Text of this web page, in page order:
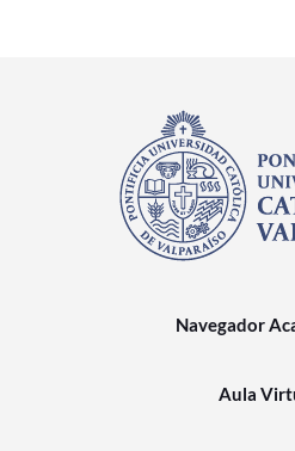
Navegador
Aula